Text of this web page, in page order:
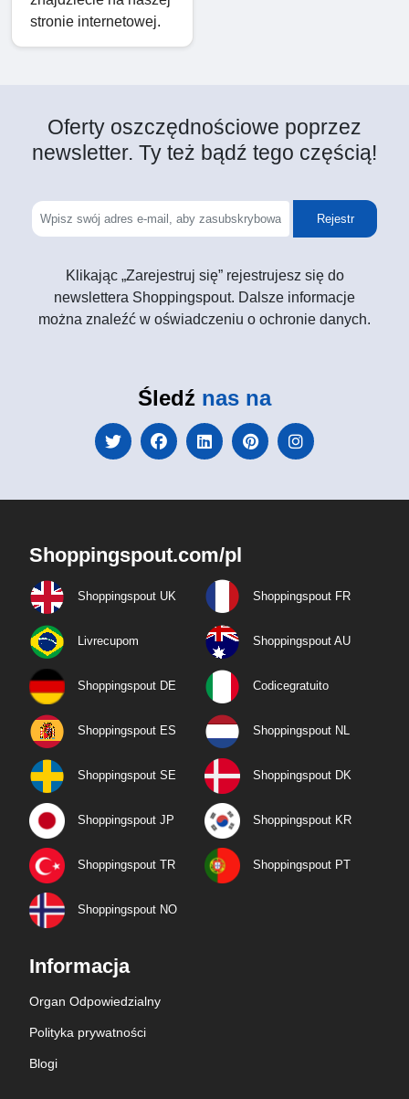
stronie internetowej.
Oferty oszczędnościowe poprzez
newsletter. Ty też bądź tego częścią!
Rejestr
Klikając „Zarejestruj się” rejestrujesz się do
newslettera Shoppingspout. Dalsze informacje
można znaleźć w oświadczeniu o ochronie danych.
Śledź nas na
Shoppingspout.com/pl
Shoppingspout UK Shoppingspout FR
Livrecupom Shoppingspout AU
Shoppingspout DE Codicegratuito
Shoppingspout ES Shoppingspout NL
Shoppingspout SE Shoppingspout DK
Shoppingspout JP Shoppingspout KR
Shoppingspout TR Shoppingspout PT
Shoppingspout NO
Informacja
Organ Odpowiedzialny
Polityka prywatności
Blogi